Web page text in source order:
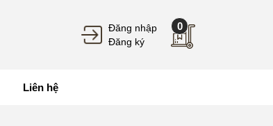
Đăng nhập
Đăng ký
0
Liên hệ